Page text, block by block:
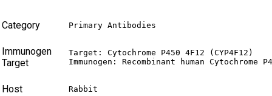
Category Primary Antibodies
Immunogen
Target
Target: Cytochrome P450 4F12 (CYP4F12)
Immunogen: Recombinant human
Host Rabbit